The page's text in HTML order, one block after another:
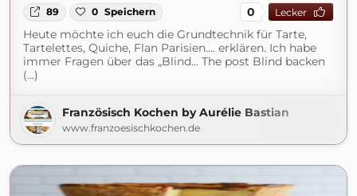
89 0 Speichern 0 Lecker
Heute möchte ich euch die Grundtechnik für Tarte,
Tartelettes, Quiche, Flan Parisien…. erklären. Ich habe
immer Fragen über das „Blind... The post Blind backen
(...)
Französisch Kochen by Aurélie Bastian
www.franzoesischkochen.de